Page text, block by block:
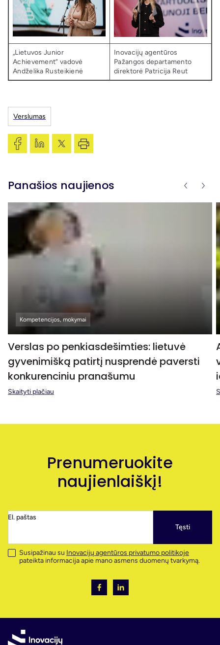
„Lietuvos Junior
Achievement“ vadovė
Andželika Rusteikienė
Inovacijų agentūros
Pažangos departamento
direktorė Patricija Reut
Verslumas
Panašios naujienos
Kompetencijos, mokymai
Verslas po penkiasdešimties: lietuvė
gyvenimišką patirtį nusprendė paversti
konkurenciniu pranašumu
Skaityti plačiau
Prenumeruokite
naujienlaiškį!
El. paštas
Tęsti
Susipažinau su Inovacijų agentūros privatumo politikoje
pateikta informacija apie mano asmens duomenų tvarkymą.